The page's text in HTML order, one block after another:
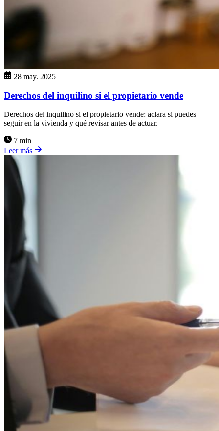
28 may. 2025
Derechos del inquilino si el propietario vende
Derechos del inquilino si el propietario vende: aclara si puedes
seguir en la vivienda y qué revisar antes de actuar.
7 min
Leer más